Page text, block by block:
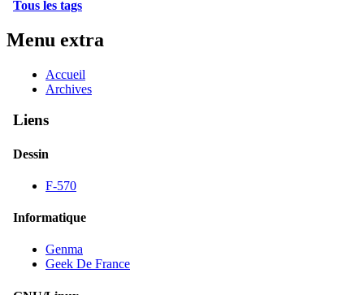
Tous les tags
Menu extra
Accueil
Archives
Liens
Dessin
F-570
Informatique
Genma
Geek De France